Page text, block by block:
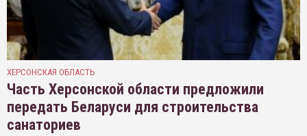
ХЕРСОНСКАЯ ОБЛАСТЬ
Часть Херсонской области предложили
передать Беларуси для строительства
санаториев